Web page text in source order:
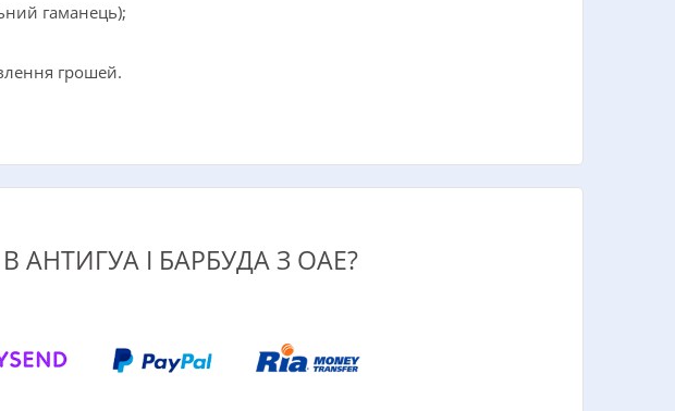
гаманець);
грошей.
І БАРБУДА З ОАЕ?